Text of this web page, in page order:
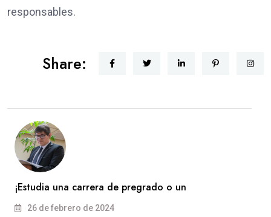
responsables.
Share:
¡Estudia una carrera de pregrado o un
26 de febrero de 2024